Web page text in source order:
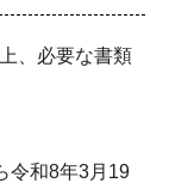
、必要な書類
令和8年3月19